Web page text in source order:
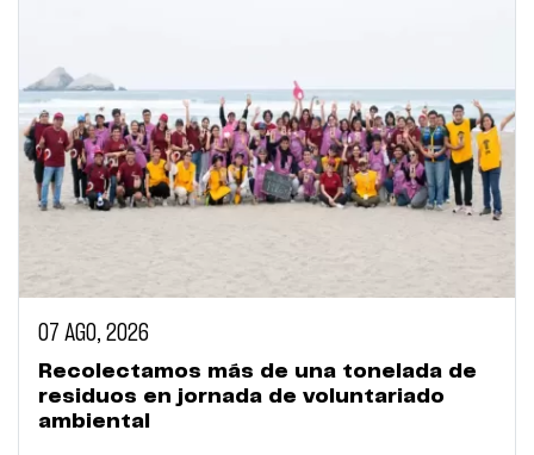
07 AGO, 2026
Recolectamos más de una tonelada de
residuos en jornada de voluntariado
ambiental